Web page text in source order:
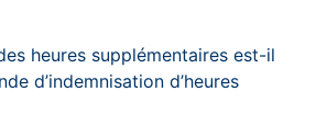
heures supplémentaires est-il
d’indemnisation d’heures